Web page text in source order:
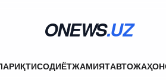
ONEWS.UZ
ИҚТИСОДИЁТЖАМИЯТАВТОЖАҲОН